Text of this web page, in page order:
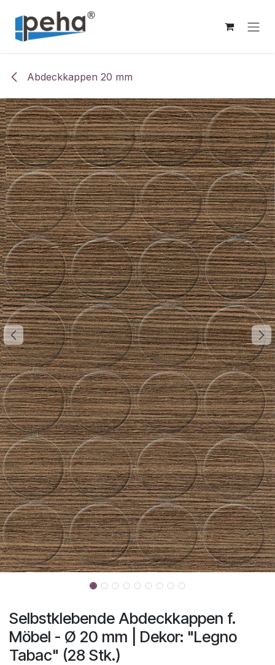
Abdeckkappen 20 mm
Selbstklebende Abdeckkappen f.
Möbel - Ø 20 mm | Dekor: "Legno
Tabac" (28 Stk.)